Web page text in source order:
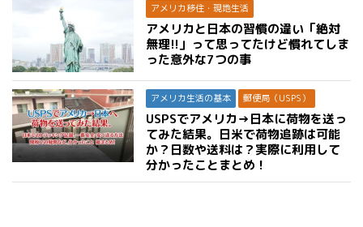
アメリカ移住・現地生活
アメリカと日本の習慣の違い「絶対
無理!!」って思ってたけど慣れてしま
った意外な7つの事
アメリカ生活の基本 郵便局（USPS）
USPSでアメリカ→日本に荷物を送っ
てみた結果。日米で荷物追跡は可能
か？日数や送料は？実際に利用して
分かったことまとめ！